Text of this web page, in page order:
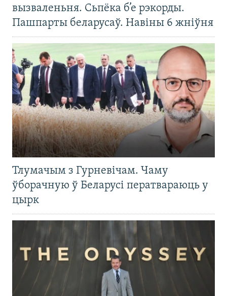
вызваленьня. Сьпёка б’е рэкорды.
Пашпарты беларусаў. Навіны 6 жніўня
Тлумачым з Гурневічам. Чаму
ўборачную ў Беларусі ператвараюць у
цырк